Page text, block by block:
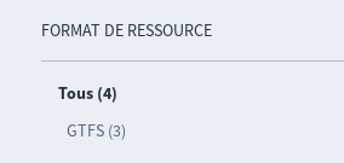
FORMAT DE RESSOURCE
Tous (4)
GTFS (3)